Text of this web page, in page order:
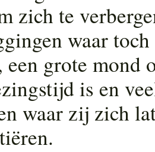
zich te
waar
grote mond
is en
waar zij zich